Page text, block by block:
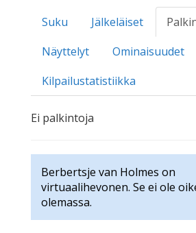
Suku Jälkeläiset
Näyttelyt
Ominaisuudet
Kilpailustatistiikka
Ei palkintoja
Berbertsje van Holmes on
virtuaalihevonen. Se ei ole
olemassa.